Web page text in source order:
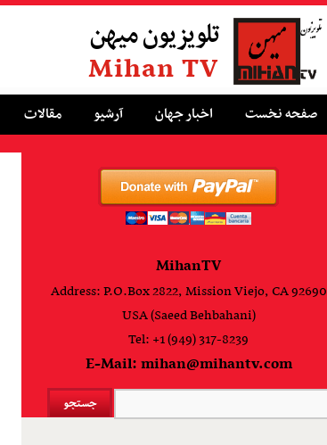
تلویزیون میهن
Mihan TV
صفحه نخست اخبار جهان آرشیو مقالات
MihanTV
Address: P.O.Box 2822, Mission Viejo, CA 92690
USA (Saeed Behbahani)
Tel: +1 (949) 317-8239
E-Mail: mihan@mihantv.com